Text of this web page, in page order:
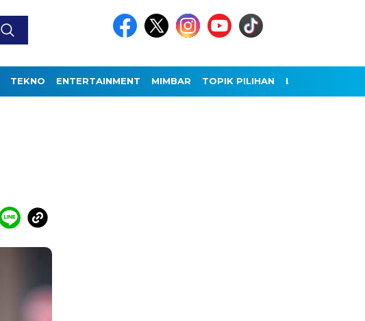
TEKNO ENTERTAINMENT MIMBAR TOPIK PILIHAN LAINNYA